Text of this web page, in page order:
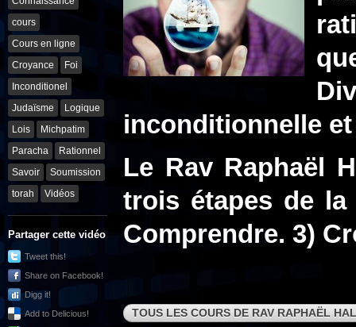
cours
Cours en ligne
Croyance
Foi
Inconditionel
Judaïsme
Logique
Lois
Michpatim
Paracha
Rationnel
Savoir
Soumission
torah
Vidéos
Partager cette vidéo
Tweet this!
Share on Facebook!
Digg it!
Add to Delicious!
inconditionnelle
Le Rav Raphaël
trois étapes de
Comprendre. 3)
TOUS LES COURS DE RAV RAPHAËL